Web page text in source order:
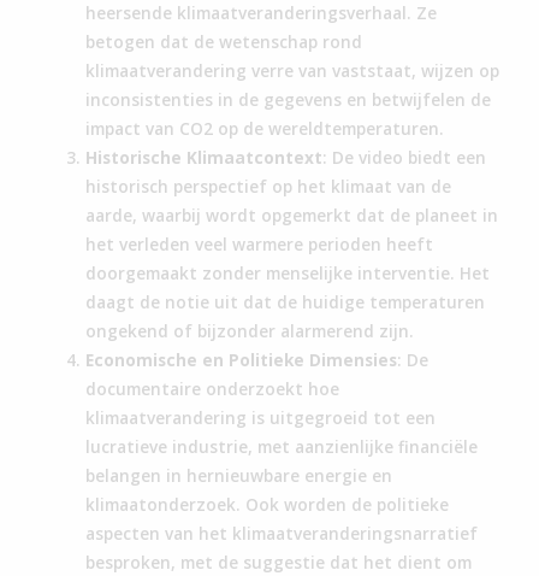
heersende klimaatveranderingsverhaal. Ze
betogen dat de wetenschap rond
klimaatverandering verre van vaststaat, wijzen op
inconsistenties in de gegevens en betwijfelen de
impact van CO2 op de wereldtemperaturen.
Historische Klimaatcontext: De video biedt een
historisch perspectief op het klimaat van de
aarde, waarbij wordt opgemerkt dat de planeet in
het verleden veel warmere perioden heeft
doorgemaakt zonder menselijke interventie. Het
daagt de notie uit dat de huidige temperaturen
ongekend of bijzonder alarmerend zijn.
Economische en Politieke Dimensies: De
documentaire onderzoekt hoe
klimaatverandering is uitgegroeid tot een
lucratieve industrie, met aanzienlijke financiële
belangen in hernieuwbare energie en
klimaatonderzoek. Ook worden de politieke
aspecten van het klimaatveranderingsnarratief
besproken, met de suggestie dat het dient om